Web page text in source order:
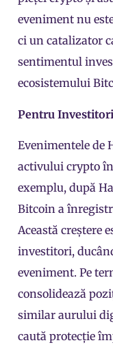
eveniment nu
ci un catalizator
sentimentul
ecosistemului
Pentru Investitori
Evenimentele de
activului crypto
exemplu, după
Bitcoin a
Această creștere
investitori,
eveniment. Pe
consolidează
similar aurului
caută protecție